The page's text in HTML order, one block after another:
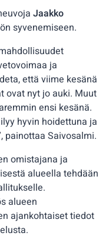
Jaakko
syvenemiseen.
ja
että viime kesänä
ovat nyt jo auki. Muut
ensi kesänä.
hyvin hoidettuna ja
painottaa Saivosalmi.
omistajana ja
alueella tehdään
alueen
ajankohtaiset tiedot